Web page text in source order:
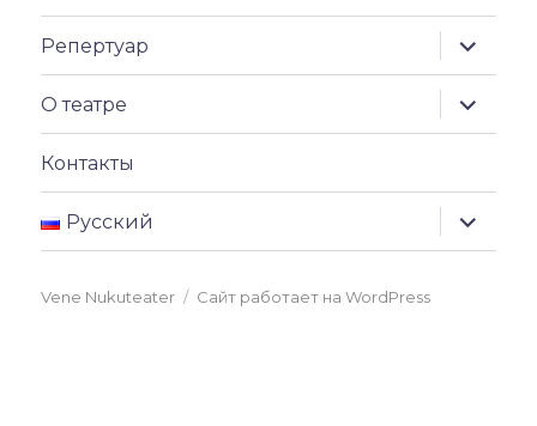
Репертуар
меню
О театре
меню
Контакты
Русский
меню
Vene Nukuteater Сайт работает на WordPress